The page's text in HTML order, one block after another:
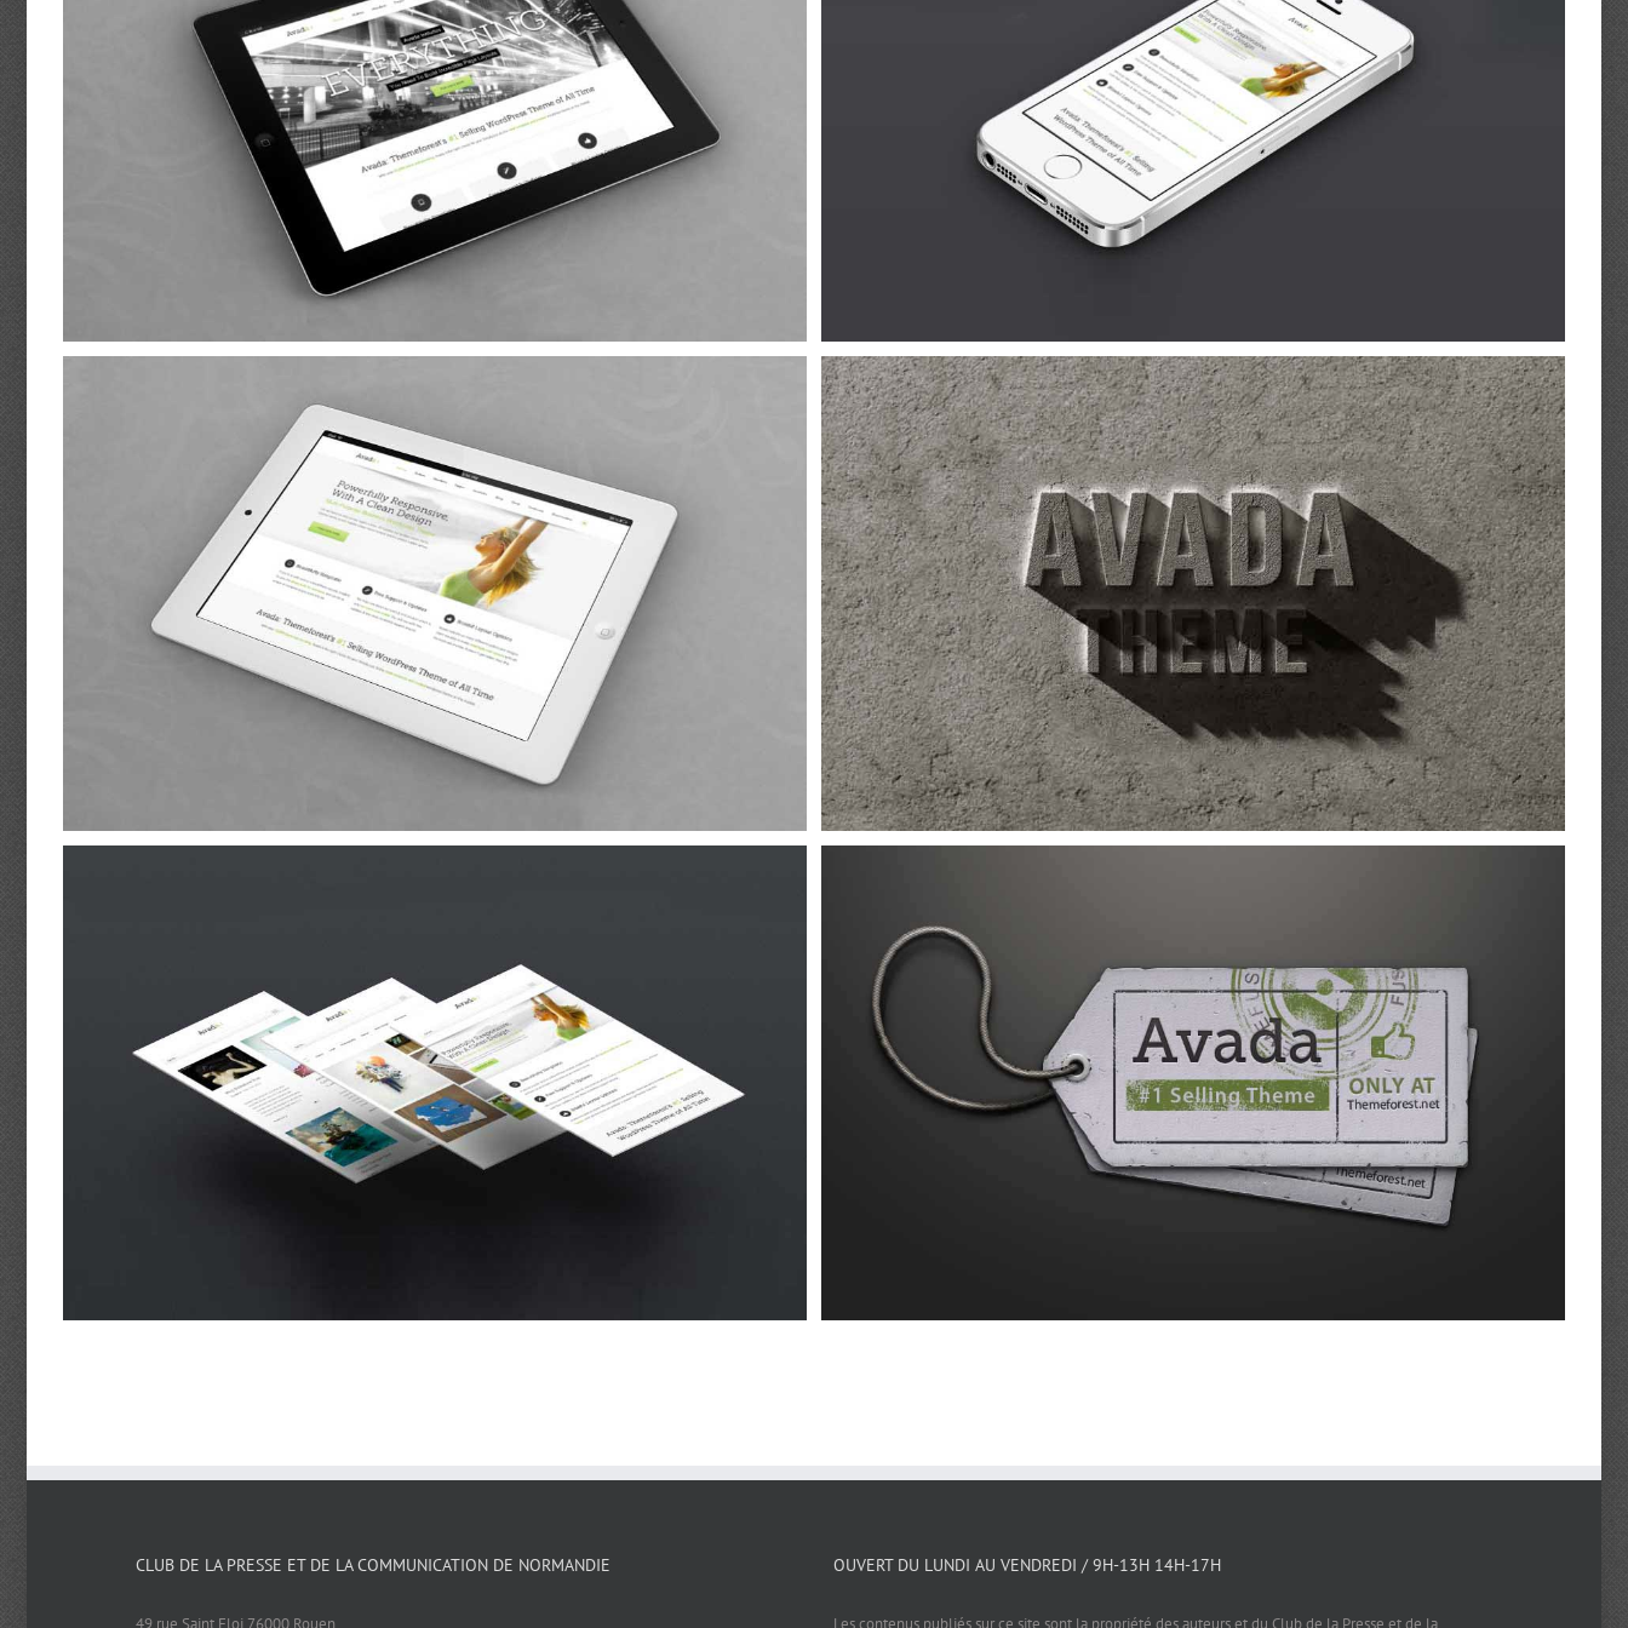
Mauris Fringilla Voluts
Cat 1 Cat 2 Cat 3
Nam Viverra Euismod
Cat 1 Cat 2
Suspende Phara Urna
Cat 2 Cat 3 Cat 4
CLUB DE LA PRESSE ET DE LA COMMUNICATION DE NORMANDIE
49 rue Saint Eloi 76000 Rouen
OUVERT DU LUNDI AU VENDREDI / 9H-13H 14H-17H
Les contenus publiés sur ce site sont la propriété des auteurs et du Club de la Presse et de la